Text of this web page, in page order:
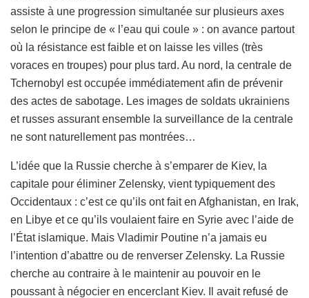
assiste à une progression simultanée sur plusieurs axes
selon le principe de « l’eau qui coule » : on avance partout
où la résistance est faible et on laisse les villes (très
voraces en troupes) pour plus tard. Au nord, la centrale de
Tchernobyl est occupée immédiatement afin de prévenir
des actes de sabotage. Les images de soldats ukrainiens
et russes assurant ensemble la surveillance de la centrale
ne sont naturellement pas montrées…
L’idée que la Russie cherche à s’emparer de Kiev, la
capitale pour éliminer Zelensky, vient typiquement des
Occidentaux : c’est ce qu’ils ont fait en Afghanistan, en Irak,
en Libye et ce qu’ils voulaient faire en Syrie avec l’aide de
l’État islamique. Mais Vladimir Poutine n’a jamais eu
l’intention d’abattre ou de renverser Zelensky. La Russie
cherche au contraire à le maintenir au pouvoir en le
poussant à négocier en encerclant Kiev. Il avait refusé de